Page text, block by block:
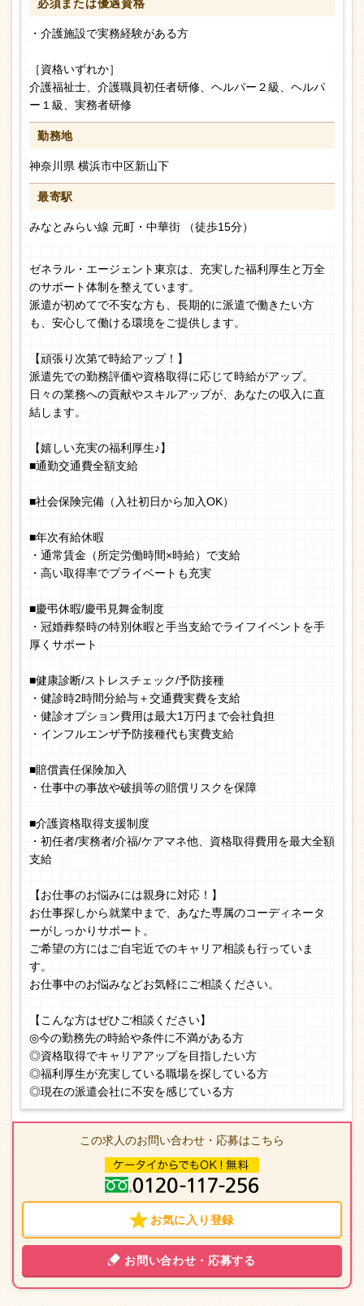
必須または優遇資格
・介護施設で実務経験がある方
［資格いずれか］
介護福祉士、介護職員初任者研修、ヘルパー２級、ヘルパ
ー１級、実務者研修
勤務地
神奈川県 横浜市中区新山下
最寄駅
みなとみらい線 元町・中華街 （徒歩15分）
ゼネラル・エージェント東京は、充実した福利厚生と万全
のサポート体制を整えています。
派遣が初めてで不安な方も、長期的に派遣で働きたい方
も、安心して働ける環境をご提供します。
【頑張り次第で時給アップ！】
派遣先での勤務評価や資格取得に応じて時給がアップ。
日々の業務への貢献やスキルアップが、あなたの収入に直
結します。
【嬉しい充実の福利厚生♪】
■通勤交通費全額支給
■社会保険完備（入社初日から加入OK）
■年次有給休暇
・通常賃金（所定労働時間×時給）で支給
・高い取得率でプライベートも充実
■慶弔休暇/慶弔見舞金制度
・冠婚葬祭時の特別休暇と手当支給でライフイベントを手
厚くサポート
■健康診断/ストレスチェック/予防接種
・健診時2時間分給与＋交通費実費を支給
・健診オプション費用は最大1万円まで会社負担
・インフルエンザ予防接種代も実費支給
■賠償責任保険加入
・仕事中の事故や破損等の賠償リスクを保障
■介護資格取得支援制度
・初任者/実務者/介福/ケアマネ他、資格取得費用を最大全額
支給
【お仕事のお悩みには親身に対応！】
お仕事探しから就業中まで、あなた専属のコーディネータ
ーがしっかりサポート。
ご希望の方にはご自宅近でのキャリア相談も行っていま
す。
お仕事中のお悩みなどお気軽にご相談ください。
【こんな方はぜひご相談ください】
◎今の勤務先の時給や条件に不満がある方
◎資格取得でキャリアアップを目指したい方
◎福利厚生が充実している職場を探している方
◎現在の派遣会社に不安を感じている方
この求人のお問い合わせ・応募はこちら
お気に入り登録
お問い合わせ・応募する